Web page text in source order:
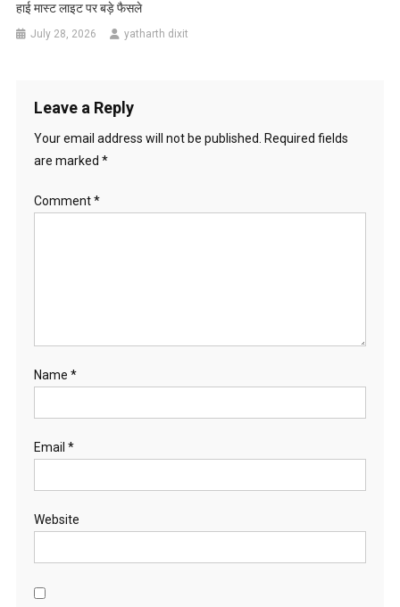
हाई मास्ट लाइट पर बड़े फैसले
July 28, 2026 yatharth dixit
Leave a Reply
Your email address will not be published.
Required fields
are marked *
Comment*
Name *
Email *
Website